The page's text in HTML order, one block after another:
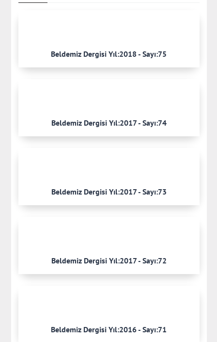
Beldemiz Dergisi Yıl:2018 - Sayı:75
Beldemiz Dergisi Yıl:2017 - Sayı:74
Beldemiz Dergisi Yıl:2017 - Sayı:73
Beldemiz Dergisi Yıl:2017 - Sayı:72
Beldemiz Dergisi Yıl:2016 - Sayı:71